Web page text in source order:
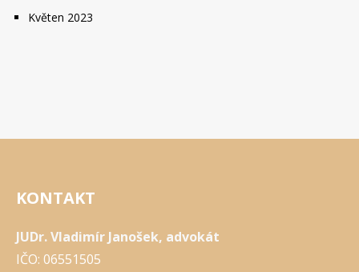
Květen 2023
KONTAKT
JUDr. Vladimír Janošek, advokát
IČO: 06551505